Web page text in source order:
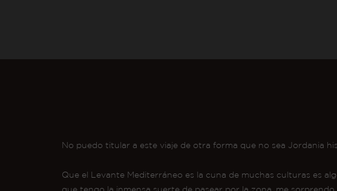
No puedo titular a este viaje de otra forma que no sea Jordania
Que el Levante Mediterráneo es la cuna de muchas culturas es